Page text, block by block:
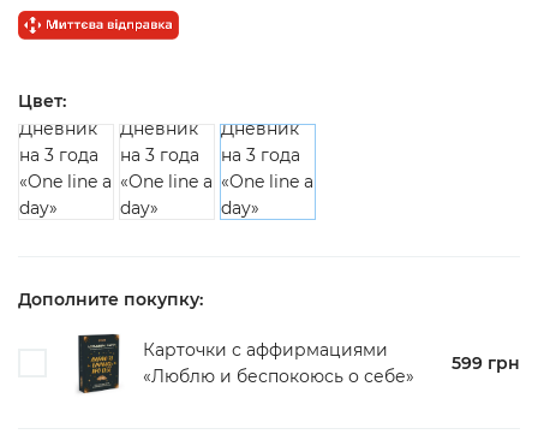
Цвет:
Дополните покупку:
Карточки с аффирмациями
«Люблю и беспокоюсь о себе»
599 грн